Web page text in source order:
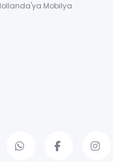
Mobilya